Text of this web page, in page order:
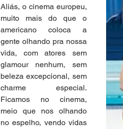
Aliás, o cinema europeu,
muito mais do que o
americano coloca a
gente olhando pra nossa
vida, com atores sem
glamour nenhum, sem
beleza excepcional, sem
charme especial.
Ficamos no cinema,
meio que nos olhando
no espelho, vendo vidas